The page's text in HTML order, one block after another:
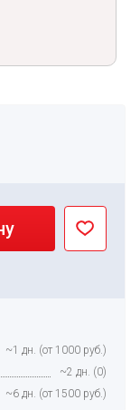
~1 дн. (от 1000 руб.)
~2 дн. (0)
~6 дн. (от 1500 руб.)